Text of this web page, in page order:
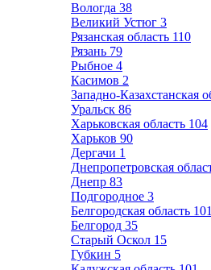
Вологда 38
Великий Устюг 3
Рязанская область 110
Рязань 79
Рыбное 4
Касимов 2
Западно-Казахстанская
Уральск 86
Харьковская область 104
Харьков 90
Дергачи 1
Днепропетровская
Днепр 83
Подгородное 3
Белгородская область 101
Белгород 35
Старый Оскол 15
Губкин 5